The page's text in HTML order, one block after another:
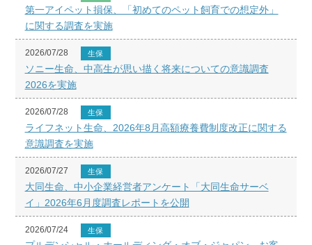
第一アイペット損保、「初めてのペット飼育での想定外」
に関する調査を実施
2026/07/28 生保
ソニー生命、中高生が思い描く将来についての意識調査
2026を実施
2026/07/28 生保
ライフネット生命、2026年8月高額療養費制度改正に関する
意識調査を実施
2026/07/27 生保
大同生命、中小企業経営者アンケート「大同生命サーベ
イ」2026年6月度調査レポートを公開
2026/07/24 生保